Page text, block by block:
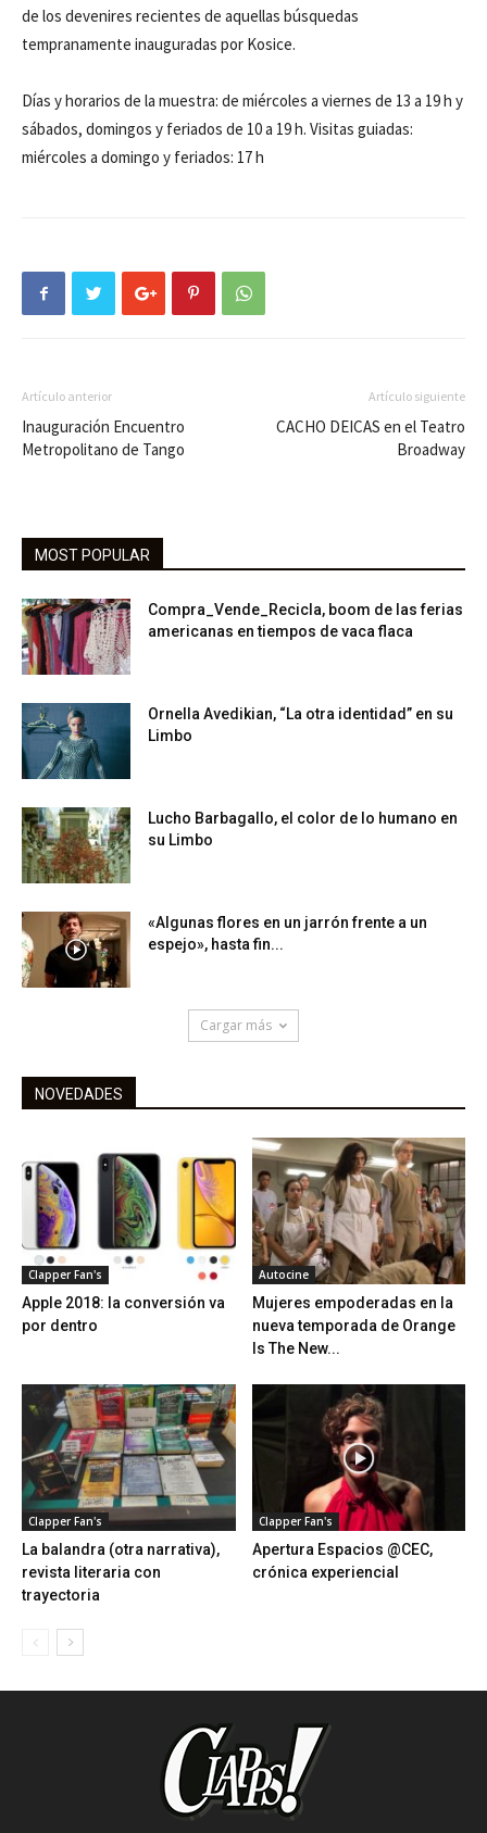
de los devenires recientes de aquellas búsquedas
tempranamente inauguradas por Kosice.
Días y horarios de la muestra: de miércoles a viernes de 13 a 19 h y
sábados, domingos y feriados de 10 a 19 h. Visitas guiadas:
miércoles a domingo y feriados: 17 h
Artículo anterior
Inauguración Encuentro
Metropolitano de Tango
Artículo siguiente
CACHO DEICAS en el Teatro
Broadway
MOST POPULAR
Compra_Vende_Recicla, boom de las ferias
americanas en tiempos de vaca flaca
Ornella Avedikian, “La otra identidad” en su
Limbo
Lucho Barbagallo, el color de lo humano en
su Limbo
«Algunas flores en un jarrón frente a un
espejo», hasta fin...
Cargar más
NOVEDADES
Clapper Fan's
Apple 2018: la conversión va
por dentro
Autocine
Mujeres empoderadas en la
nueva temporada de Orange
Is The New...
Clapper Fan's
La balandra (otra narrativa),
revista literaria con
trayectoria
Clapper Fan's
Apertura Espacios @CEC,
crónica experiencial